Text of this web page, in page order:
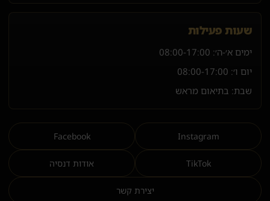
שעות פעילות
ימים א׳-ה׳: 08:00-17:00
יום ו׳: 08:00-17:00
שבת: בתיאום מראש
Instagram
Facebook
TikTok אודות דנסיה
יצירת קשר